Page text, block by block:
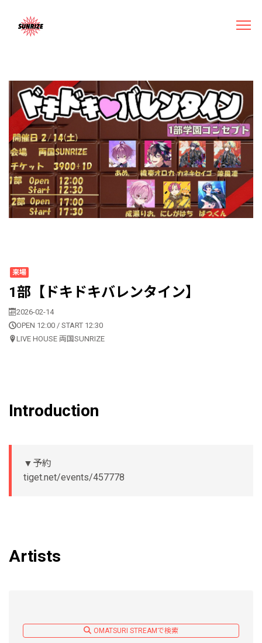
来場
1部【ドキドキバレンタイン】
2026-02-14
OPEN 12:00 / START 12:30
LIVE HOUSE 両国SUNRIZE
Introduction
▼予約
tiget.net/events/457778
Artists
OMATSURI STREAMで検索